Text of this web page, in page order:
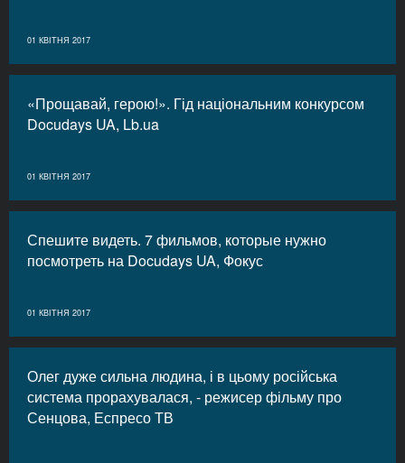
01 КВІТНЯ 2017
«Прощавай, герою!». Гід національним конкурсом
Docudays UA, Lb.ua
01 КВІТНЯ 2017
Спешите видеть. 7 фильмов, которые нужно
посмотреть на Docudays UA, Фокус
01 КВІТНЯ 2017
Олег дуже сильна людина, і в цьому російська
система прорахувалася, - режисер фільму про
Сенцова, Еспресо ТВ